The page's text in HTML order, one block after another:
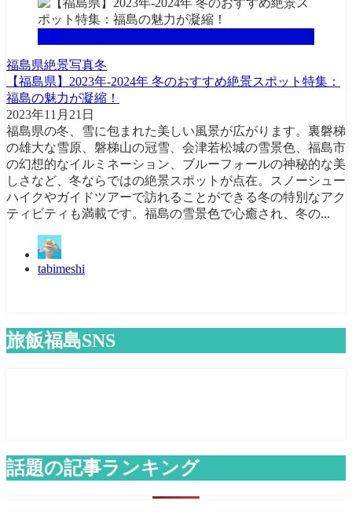
体験
福島県絶景写真冬
【福島県】2023年-2024年 冬のおすすめ絶景スポット特集：
福島の魅力が凝縮！
2023年11月21日
福島県の冬、雪に包まれた美しい風景が広がります。裏磐梯
の雄大な雪原、磐梯山の冠雪、会津若松城の雪景色、福島市
の幻想的なイルミネーション、ブルーフォールの神秘的な美
しさなど、冬ならではの絶景スポットが点在。スノーシュー
ハイクやガイドツアーで訪れることができる冬の特別なアク
ティビティも満載です。福島の雪景色で心癒され、冬の...
tabimeshi
旅飯福島SNS
話題の記事ランキング